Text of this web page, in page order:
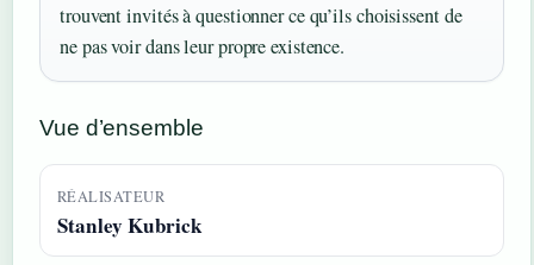
trouvent invités à questionner ce qu’ils choisissent de
ne pas voir dans leur propre existence.
Vue d’ensemble
RÉALISATEUR
Stanley Kubrick